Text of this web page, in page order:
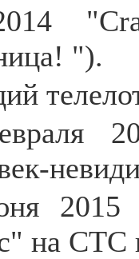
").
2015
на СТС